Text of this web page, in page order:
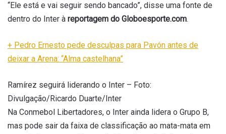
“Ele está e vai seguir sendo bancado”, disse uma fonte de
dentro do Inter à reportagem do Globoesporte.com.
+ Pedro Ernesto pede desculpas para Pavón antes de
deixar a Arena: “Alma castelhana”
Ramírez seguirá liderando o Inter – Foto:
Divulgação/Ricardo Duarte/Inter
Na Conmebol Libertadores, o Inter ainda lidera o Grupo B,
mas pode sair da faixa de classificação ao mata-mata em